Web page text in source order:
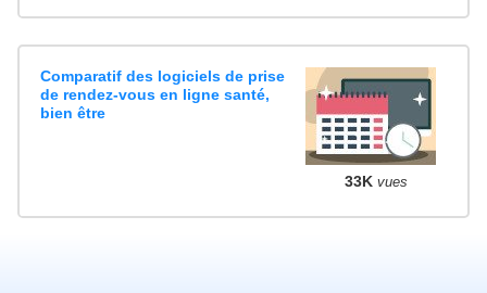
Comparatif des logiciels de prise
de rendez-vous en ligne santé,
bien être
33K vues